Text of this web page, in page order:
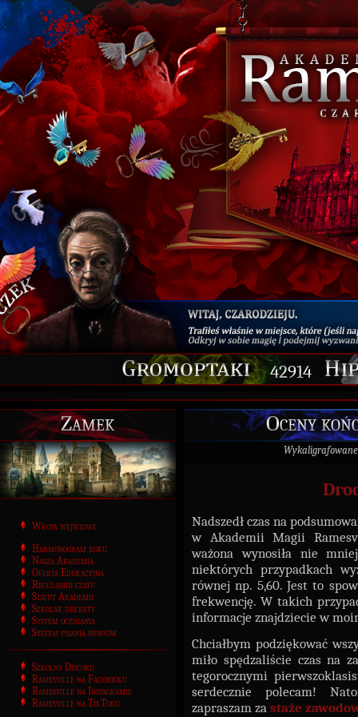
42914
Zamek
Wrota wejściowe
Harmonogram roku
Nasza Akademia
Oferta Edukacyjna
Regulamin czatu
Statut Akademii
Szkolne dekrety
System oceniania
System pisania newsów
Szkolny Discord
Ramesville na Facebooku
Ramesville na Instagramie
Ramesville na TikToku
Oceny
Nadszedł czas na
w Akademii Magii
ważona wynosiła nie
niektórych przypadkach
równej np. 5,60. Jest to
frekwencję. W takich
informacje znajdziecie w
Chciałbym podziękować
miło spędzaliście czas na
tegorocznymi
serdecznie polecam!
zapraszam za staże